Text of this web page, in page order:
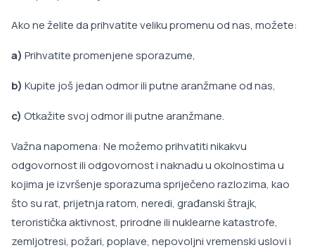
Ako ne želite da prihvatite veliku promenu od nas, možete:
a) Prihvatite promenjene sporazume,
b) Kupite još jedan odmor ili putne aranžmane od nas,
c) Otkažite svoj odmor ili putne aranžmane.
Važna napomena: Ne možemo prihvatiti nikakvu
odgovornost ili odgovornost i naknadu u okolnostima u
kojima je izvršenje sporazuma spriječeno razlozima, kao
što su rat, prijetnja ratom, neredi, građanski štrajk,
teroristička aktivnost, prirodne ili nuklearne katastrofe,
zemljotresi, požari, poplave, nepovoljni vremenski uslovi i